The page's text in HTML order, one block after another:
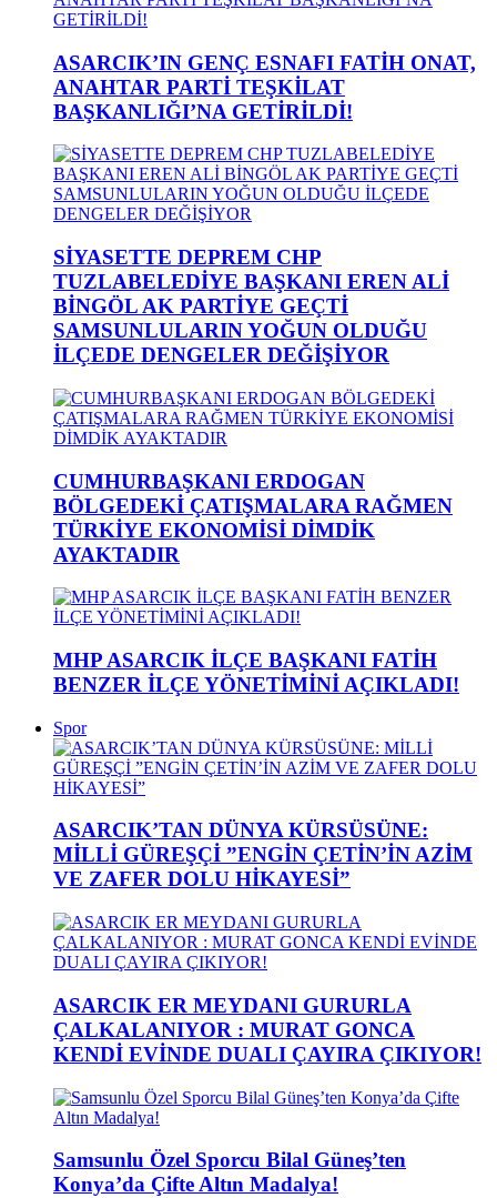
ASARCIK’IN GENÇ ESNAFI FATİH ONAT,
ANAHTAR PARTİ TEŞKİLAT
BAŞKANLIĞI’NA GETİRİLDİ!
SİYASETTE DEPREM CHP
TUZLABELEDİYE BAŞKANI EREN ALİ
BİNGÖL AK PARTİYE GEÇTİ
SAMSUNLULARIN YOĞUN OLDUĞU
İLÇEDE DENGELER DEĞİŞİYOR
CUMHURBAŞKANI ERDOGAN
BÖLGEDEKİ ÇATIŞMALARA RAĞMEN
TÜRKİYE EKONOMİSİ DİMDİK
AYAKTADIR
MHP ASARCIK İLÇE BAŞKANI FATİH
BENZER İLÇE YÖNETİMİNİ AÇIKLADI!
Spor
ASARCIK’TAN DÜNYA KÜRSÜSÜNE:
MİLLİ GÜREŞÇİ ”ENGİN ÇETİN’İN AZİM
VE ZAFER DOLU HİKAYESİ”
ASARCIK ER MEYDANI GURURLA
ÇALKALANIYOR : MURAT GONCA
KENDİ EVİNDE DUALI ÇAYIRA ÇIKIYOR!
Samsunlu Özel Sporcu Bilal Güneş’ten
Konya’da Çifte Altın Madalya!